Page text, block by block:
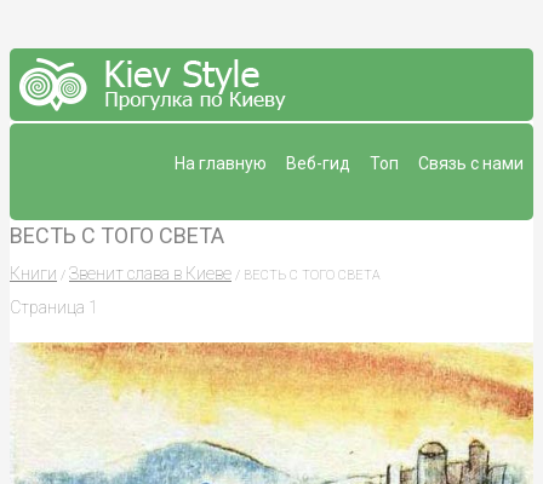
Связь с нами
Топ
Веб-гид
На главную
ВЕСТЬ С ТОГО СВЕТА
Книги / Звенит слава в Киеве / ВЕСТЬ С ТОГО СВЕТА
Страница 1